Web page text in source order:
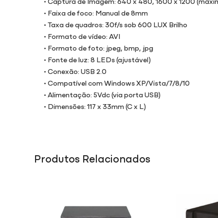
• Faixa de foco: Manual de 8mm
• Taxa de quadros: 30f/s sob 600 LUX Brilho
• Formato de vídeo: AVI
• Formato de foto: jpeg, bmp, jpg
• Fonte de luz: 8 LEDs (ajustável)
• Conexão: USB 2.0
• Compatível com Windows XP/Vista/7/8/10
• Alimentação: 5Vdc (via porta USB)
• Dimensões: 117 x 33mm (C x L)
Produtos Relacionados